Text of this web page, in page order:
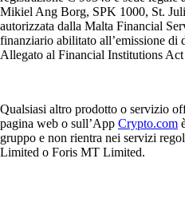
Mikiel Ang Borg, SPK 1000, St.
autorizzata dalla Malta Financial
finanziario abilitato all’emissione di
Allegato al Financial Institutions
Qualsiasi altro prodotto o servizio
pagina web o sull’App Crypto.com
gruppo e non rientra nei servizi
Limited o Foris MT Limited.